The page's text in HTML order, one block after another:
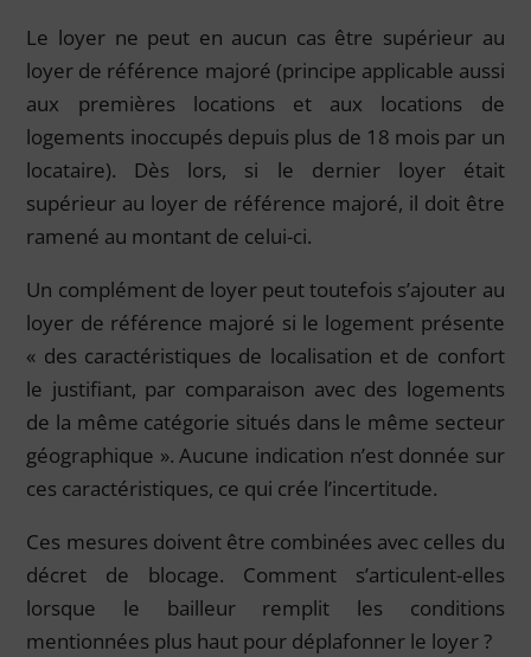
Le loyer ne peut en aucun cas être supérieur au
loyer de référence majoré (principe applicable aussi
aux premières locations et aux locations de
logements inoccupés depuis plus de 18 mois par un
locataire). Dès lors, si le dernier loyer était
supérieur au loyer de référence majoré, il doit être
ramené au montant de celui-ci.
Un complément de loyer peut toutefois s’ajouter au
loyer de référence majoré si le logement présente
« des caractéristiques de localisation et de confort
le justifiant, par comparaison avec des logements
de la même catégorie situés dans le même secteur
géographique ». Aucune indication n’est donnée sur
ces caractéristiques, ce qui crée l’incertitude.
Ces mesures doivent être combinées avec celles du
décret de blocage. Comment s’articulent-elles
lorsque le bailleur remplit les conditions
mentionnées plus haut pour déplafonner le loyer ?